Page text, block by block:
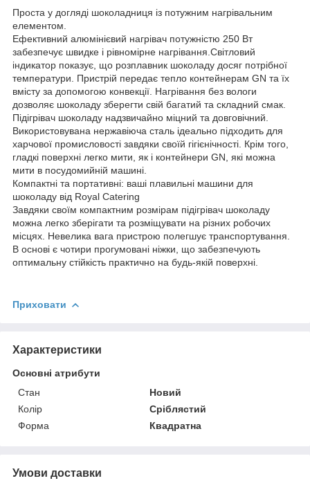
Проста у догляді шоколадниця із потужним нагрівальним
елементом.
Ефективний алюмінієвий нагрівач потужністю 250 Вт
забезпечує швидке і рівномірне нагрівання.Світловий
індикатор показує, що розплавник шоколаду досяг потрібної
температури. Пристрій передає тепло контейнерам GN та їх
вмісту за допомогою конвекції. Нагрівання без вологи
дозволяє шоколаду зберегти свій багатий та складний смак.
Підігрівач шоколаду надзвичайно міцний та довговічний.
Використовувана нержавіюча сталь ідеально підходить для
харчової промисловості завдяки своїй гігієнічності. Крім того,
гладкі поверхні легко мити, як і контейнери GN, які можна
мити в посудомийній машині.
Компактні та портативні: ваші плавильні машини для
шоколаду від Royal Catering
Завдяки своїм компактним розмірам підігрівач шоколаду
можна легко зберігати та розміщувати на різних робочих
місцях. Невелика вага пристрою полегшує транспортування.
В основі є чотири прогумовані ніжки, що забезпечують
оптимальну стійкість практично на будь-якій поверхні.
Приховати
Характеристики
Основні атрибути
Стан
Новий
Колір
Сріблястий
Форма
Квадратна
Умови доставки